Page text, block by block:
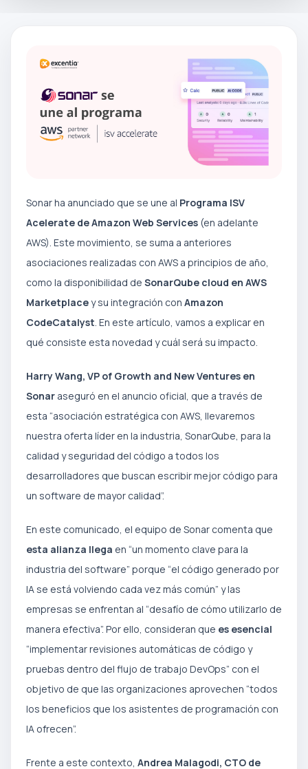
Sonar ha anunciado que se une al Programa ISV
Acelerate de Amazon Web Services (en adelante
AWS). Este movimiento, se suma a anteriores
asociaciones realizadas con AWS a principios de año,
como la disponibilidad de SonarQube cloud en AWS
Marketplace y su integración con Amazon
CodeCatalyst. En este artículo, vamos a explicar en
qué consiste esta novedad y cuál será su impacto.
Harry Wang, VP of Growth and New Ventures en
Sonar aseguró en el anuncio oficial, que a través de
esta “asociación estratégica con AWS, llevaremos
nuestra oferta líder en la industria, SonarQube, para la
calidad y seguridad del código a todos los
desarrolladores que buscan escribir mejor código para
un software de mayor calidad”.
En este comunicado, el equipo de Sonar comenta que
esta alianza llega en “un momento clave para la
industria del software” porque “el código generado por
IA se está volviendo cada vez más común” y las
empresas se enfrentan al “desafío de cómo utilizarlo de
manera efectiva”. Por ello, consideran que es esencial
“implementar revisiones automáticas de código y
pruebas dentro del flujo de trabajo DevOps” con el
objetivo de que las organizaciones aprovechen “todos
los beneficios que los asistentes de programación con
IA ofrecen”.
Frente a este contexto, Andrea Malagodi, CTO de